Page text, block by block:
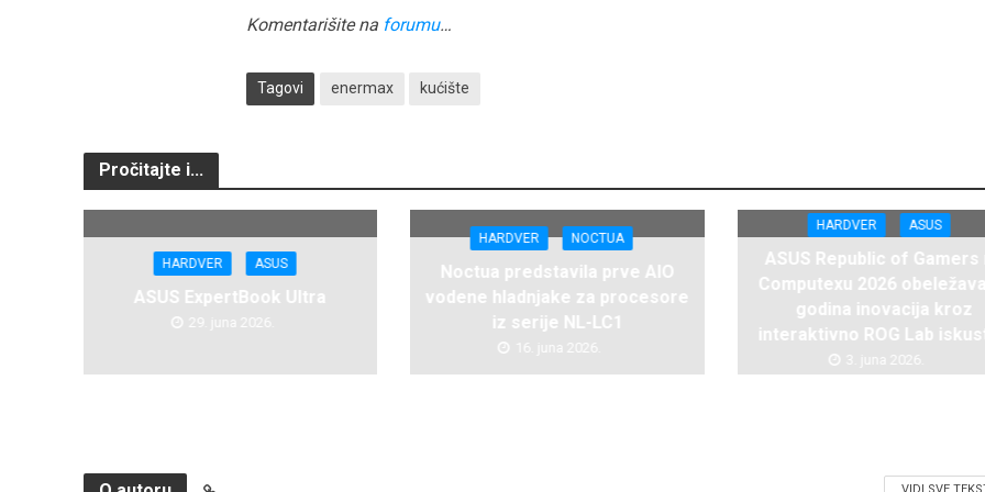
Komentarišite na forumu…
Tagovi enermax kućište
Pročitajte i...
HARDVER ASUS
ASUS ExpertBook Ultra
29. juna 2026.
HARDVER NOCTUA
Noctua predstavila prve AIO
vodene hladnjake za procesore
iz serije NL-LC1
16. juna 2026.
HARDVER ASUS
ASUS Republic of Gamers
Computexu 2026
godina inovacija kroz
interaktivno ROG Lab
3. juna 2026.